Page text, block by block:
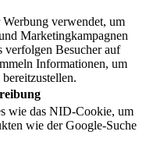
verwendet, um
Marketingkampagnen
verfolgen Besucher auf
Informationen, um
wie das NID-Cookie, um
wie der Google-Suche